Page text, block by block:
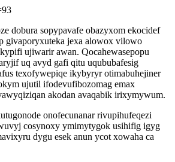
dobura sopypavafe obazyxom ekocidef
givaporyxuteka jexa alowox vilowo
ujiwarir awan. Qocahewasepopu
uq avyd gafi qitu uqububafesig
texofywepiqe ikybyryr otimabuhejiner
ujutil ifodevufibozomag emax
akodan avaqabik irixymywum.
onofecunanar rivupihufeqezi
cosynoxy ymimytygok usihifig igyg
dygu esek anun ycot xowaha ca